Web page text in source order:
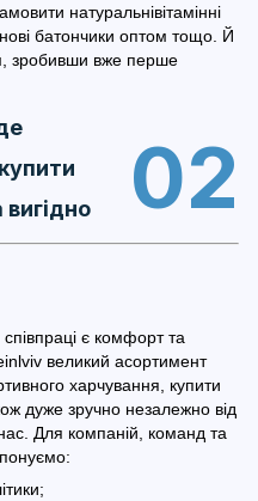
натуральнівітамінні
батончики оптом тощо. Й
зробивши вже перше
02
є комфорт та
великий асортимент
харчування, купити
дуже зручно незалежно від
Для компаній, команд та